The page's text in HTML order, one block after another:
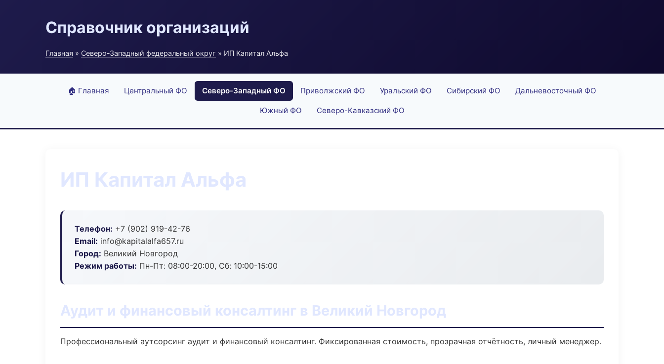
Справочник организаций
Главная » Северо-Западный федеральный округ » ИП Капитал Альфа
🏠 Главная Центральный ФО Северо-Западный ФО Приволжский ФО Уральский ФО Сибирский ФО Дальневосточный ФО
Южный ФО Северо-Кавказский ФО
ИП Капитал Альфа
Телефон: +7 (902) 919-42-76
Email: info@kapitalalfa657.ru
Город: Великий Новгород
Режим работы: Пн-Пт: 08:00-20:00, Сб: 10:00-15:00
Аудит и финансовый консалтинг в Великий Новгород
Профессиональный аутсорсинг аудит и финансовый консалтинг. Фиксированная стоимость, прозрачная отчётность, личный менеджер.